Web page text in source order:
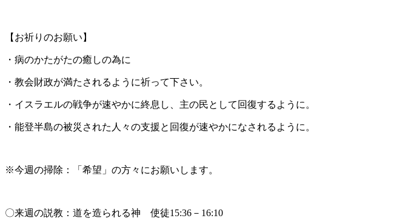
【お祈りのお願い】
・病のかたがたの癒しの為に
・教会財政が満たされるように祈って下さい。
・イスラエルの戦争が速やかに終息し、主の民として回復するように。
・能登半島の被災された人々の支援と回復が速やかになされるように。
※今週の掃除：「希望」の方々にお願いします。
〇来週の説教：道を造られる神 使徒15:36－16:10